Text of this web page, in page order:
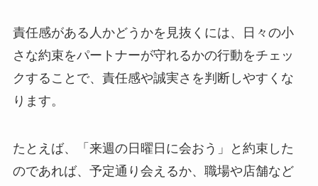
責任感がある人かどうかを見抜くには、日々の小
さな約束をパートナーが守れるかの行動をチェッ
クすることで、責任感や誠実さを判断しやすくな
ります。
たとえば、「来週の日曜日に会おう」と約束した
のであれば、予定通り会えるか、職場や店舗など